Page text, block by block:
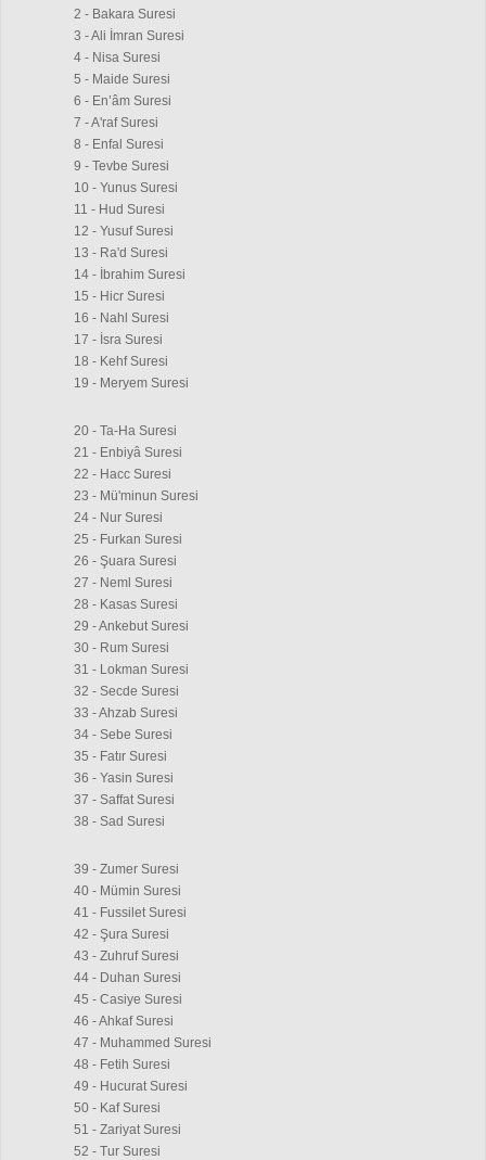
2 - Bakara Suresi
3 - Ali İmran Suresi
4 - Nisa Suresi
5 - Maide Suresi
6 - En’âm Suresi
7 - A'raf Suresi
8 - Enfal Suresi
9 - Tevbe Suresi
10 - Yunus Suresi
11 - Hud Suresi
12 - Yusuf Suresi
13 - Ra'd Suresi
14 - İbrahim Suresi
15 - Hicr Suresi
16 - Nahl Suresi
17 - İsra Suresi
18 - Kehf Suresi
19 - Meryem Suresi
20 - Ta-Ha Suresi
21 - Enbiyâ Suresi
22 - Hacc Suresi
23 - Mü'minun Suresi
24 - Nur Suresi
25 - Furkan Suresi
26 - Şuara Suresi
27 - Neml Suresi
28 - Kasas Suresi
29 - Ankebut Suresi
30 - Rum Suresi
31 - Lokman Suresi
32 - Secde Suresi
33 - Ahzab Suresi
34 - Sebe Suresi
35 - Fatır Suresi
36 - Yasin Suresi
37 - Saffat Suresi
38 - Sad Suresi
39 - Zumer Suresi
40 - Mümin Suresi
41 - Fussilet Suresi
42 - Şura Suresi
43 - Zuhruf Suresi
44 - Duhan Suresi
45 - Casiye Suresi
46 - Ahkaf Suresi
47 - Muhammed Suresi
48 - Fetih Suresi
49 - Hucurat Suresi
50 - Kaf Suresi
51 - Zariyat Suresi
52 - Tur Suresi